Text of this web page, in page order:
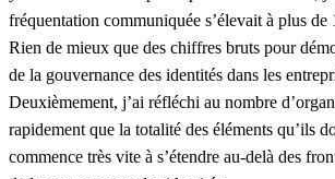
fréquentation communiquée s’élevait à plus de
Rien de mieux que des chiffres bruts pour
de la gouvernance des identités dans les
Deuxièmement, j’ai réfléchi au nombre
rapidement que la totalité des éléments qu’ils
commence très vite à s’étendre au-delà des